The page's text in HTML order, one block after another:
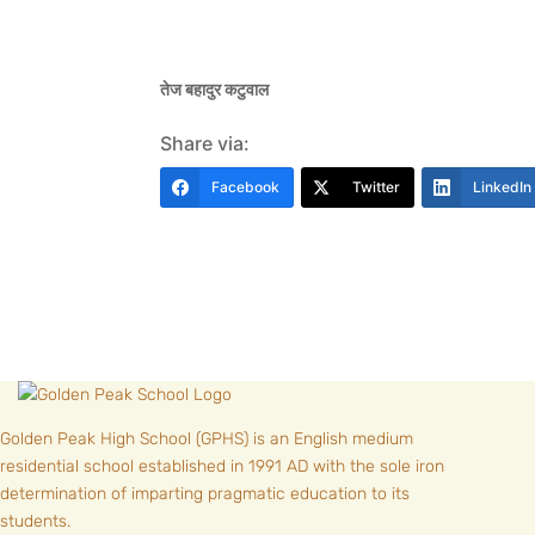
तेज बहादुर कटुवाल
Share via:
Facebook Twitter LinkedIn
Golden Peak High School (GPHS) is an English medium
residential school established in 1991 AD with the sole iron
determination of imparting pragmatic education to its
students.